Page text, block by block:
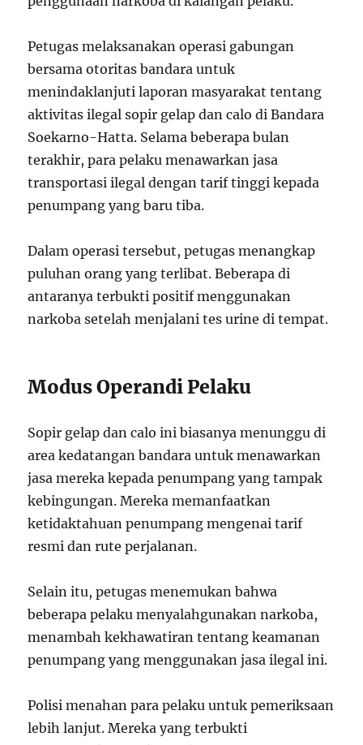
Petugas melaksanakan operasi gabungan
bersama otoritas bandara untuk
menindaklanjuti laporan masyarakat tentang
aktivitas ilegal sopir gelap dan calo di Bandara
Soekarno-Hatta. Selama beberapa bulan
terakhir, para pelaku menawarkan jasa
transportasi ilegal dengan tarif tinggi kepada
penumpang yang baru tiba.
Dalam operasi tersebut, petugas menangkap
puluhan orang yang terlibat. Beberapa di
antaranya terbukti positif menggunakan
narkoba setelah menjalani tes urine di tempat.
Modus Operandi Pelaku
Sopir gelap dan calo ini biasanya menunggu di
area kedatangan bandara untuk menawarkan
jasa mereka kepada penumpang yang tampak
kebingungan. Mereka memanfaatkan
ketidaktahuan penumpang mengenai tarif
resmi dan rute perjalanan.
Selain itu, petugas menemukan bahwa
beberapa pelaku menyalahgunakan narkoba,
menambah kekhawatiran tentang keamanan
penumpang yang menggunakan jasa ilegal ini.
Polisi menahan para pelaku untuk pemeriksaan
lebih lanjut. Mereka yang terbukti